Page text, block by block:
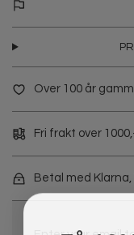
Over 100 år
Fri frakt over
Betal med